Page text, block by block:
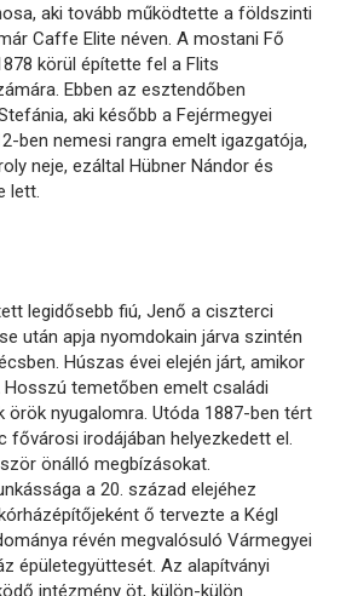
aki tovább működtette a földszinti
Caffe Elite néven. A mostani Fő
körül építette fel a Flits
Ebben az esztendőben
aki később a Fejérmegyei
ben nemesi rangra emelt igazgatója,
neje, ezáltal Hübner Nándor és
lett.
legidősebb fiú, Jenő a ciszterci
után apja nyomdokain járva szintén
Húszas évei elején járt, amikor
Hosszú temetőben emelt családi
örök nyugalomra. Utóda 1887-ben tért
fővárosi irodájában helyezkedett el.
önálló megbízásokat.
a 20. század elejéhez
ő tervezte a Kégl
révén megvalósuló Vármegyei
épületegyüttesét. Az alapítványi
intézmény öt, külön-külön